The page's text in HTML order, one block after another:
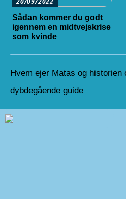
Sådan kommer du godt
igennem en midtvejskrise
som kvinde
Hvem ejer Matas og historien
dybdegående guide